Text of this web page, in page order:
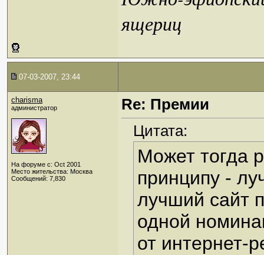
ящериц
07-03-2007, 23:44
charisma
администратор
На форуме с: Oct 2001
Место жительства: Москва
Сообщений: 7,830
Re: Премии
Цитата:
Может тогда
принципу -
лучший сайт
одной
от интернет-